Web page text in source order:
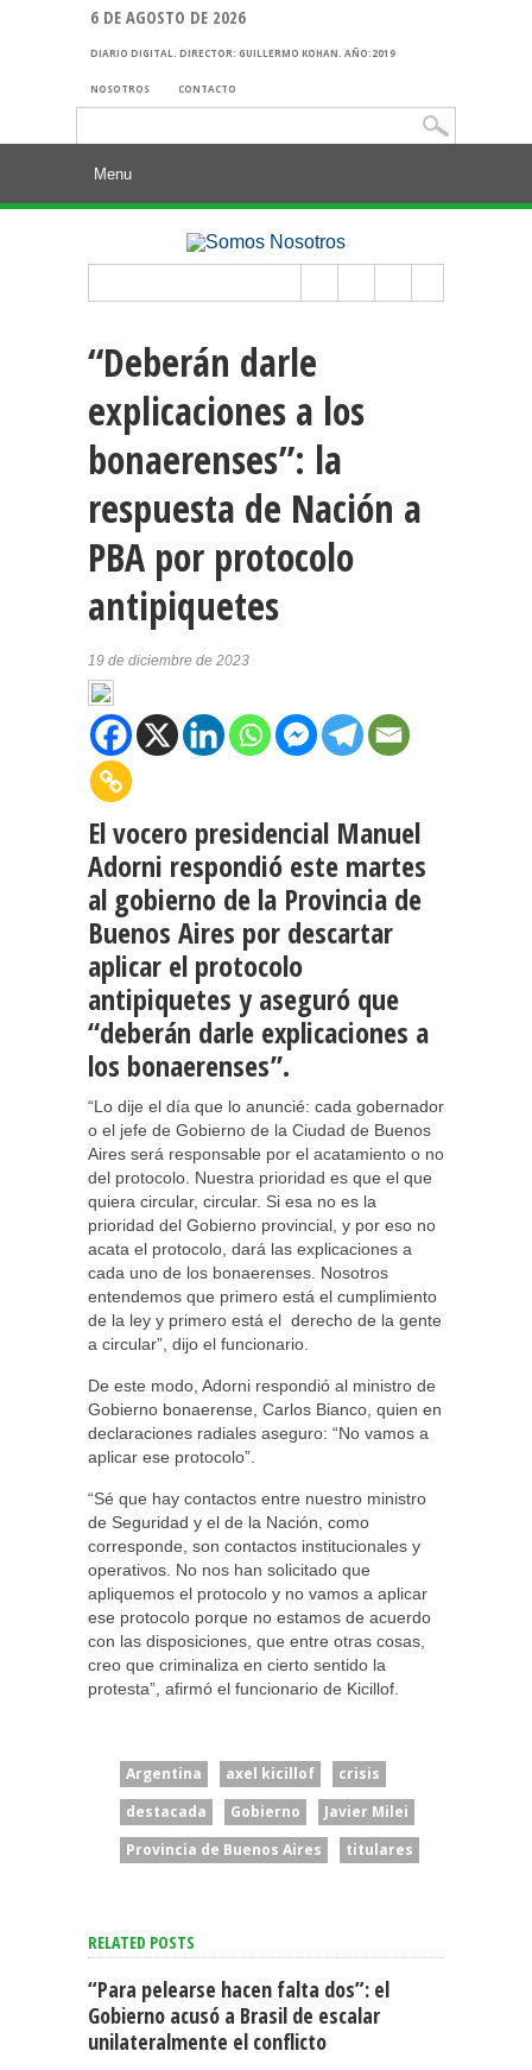
6 DE AGOSTO DE 2026
DIARIO DIGITAL. DIRECTOR: GUILLERMO KOHAN. AÑO:2019
NOSOTROS CONTACTO
“Deberán darle
explicaciones a los
bonaerenses”: la
respuesta de Nación a
PBA por protocolo
antipiquetes
19 de diciembre de 2023
El vocero presidencial Manuel
Adorni respondió este martes
al gobierno de la Provincia de
Buenos Aires por descartar
aplicar el protocolo
antipiquetes y aseguró que
“deberán darle explicaciones a
los bonaerenses”.
“Lo dije el día que lo anuncié: cada gobernador
o el jefe de Gobierno de la Ciudad de Buenos
Aires será responsable por el acatamiento o no
del protocolo. Nuestra prioridad es que el que
quiera circular, circular. Si esa no es la
prioridad del Gobierno provincial, y por eso no
acata el protocolo, dará las explicaciones a
cada uno de los bonaerenses. Nosotros
entendemos que primero está el cumplimiento
de la ley y primero está el derecho de la gente
a circular”, dijo el funcionario.
De este modo, Adorni respondió al ministro de
Gobierno bonaerense, Carlos Bianco, quien en
declaraciones radiales aseguro: “No vamos a
aplicar ese protocolo”.
“Sé que hay contactos entre nuestro ministro
de Seguridad y el de la Nación, como
corresponde, son contactos institucionales y
operativos. No nos han solicitado que
apliquemos el protocolo y no vamos a aplicar
ese protocolo porque no estamos de acuerdo
con las disposiciones, que entre otras cosas,
creo que criminaliza en cierto sentido la
protesta”, afirmó el funcionario de Kicillof.
Argentina axel kicillof
crisis
destacada
Gobierno
Javier Milei
Provincia de Buenos Aires
titulares
RELATED POSTS
“Para pelearse hacen falta dos”: el
Gobierno acusó a Brasil de escalar
unilateralmente el conflicto